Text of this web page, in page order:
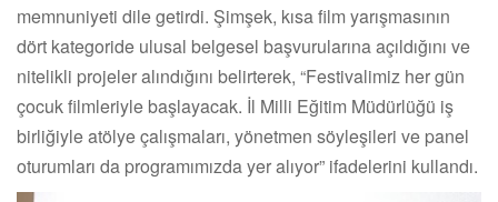
memnuniyeti dile getirdi. Şimşek, kısa film yarışmasının
dört kategoride ulusal belgesel başvurularına açıldığını ve
nitelikli projeler alındığını belirterek, “Festivalimiz her gün
çocuk filmleriyle başlayacak. İl Milli Eğitim Müdürlüğü iş
birliğiyle atölye çalışmaları, yönetmen söyleşileri ve panel
oturumları da programımızda yer alıyor” ifadelerini kullandı.